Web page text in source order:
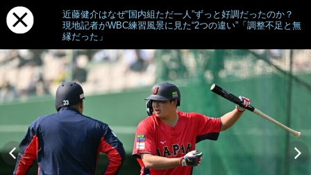
近藤健介はなぜ“国内組ただ一人”ずっと好調だったのか？
現地記者がWBC練習風景に見た“2つの違い”「調整不足と無
縁だった」